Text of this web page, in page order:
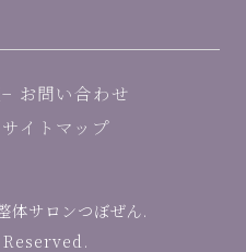
お問い合わせ
サイトマップ
サロンつぼぜん.